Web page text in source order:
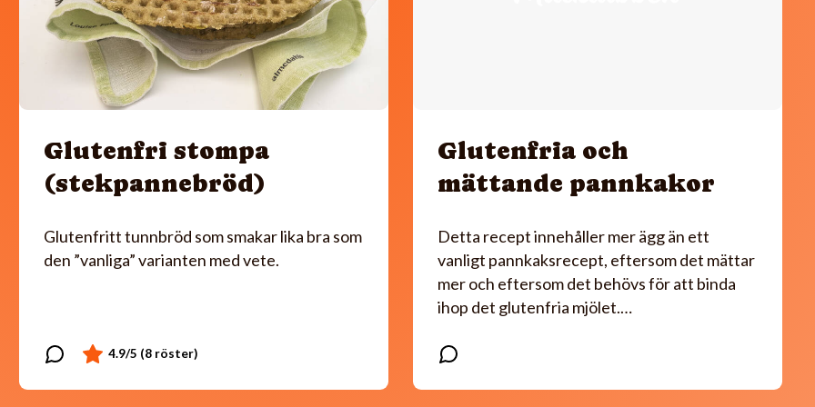
Glutenfri stompa
(stekpannebröd)
Glutenfritt tunnbröd som smakar lika bra som
den ”vanliga” varianten med vete.
Glutenfria och
mättande pannkakor
Detta recept innehåller mer ägg än ett
vanligt pannkaksrecept, eftersom det mättar
mer och eftersom det behövs för att binda
ihop det glutenfria mjölet.…